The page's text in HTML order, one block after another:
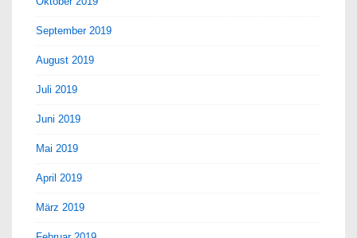
September 2019
August 2019
Juli 2019
Juni 2019
Mai 2019
April 2019
März 2019